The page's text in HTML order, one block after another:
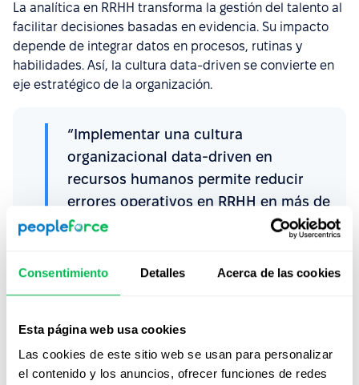
Consentimiento Detalles Acerca de las cookies
Esta página web usa cookies
Las cookies de este sitio web se usan para personalizar
el contenido y los anuncios, ofrecer funciones de redes
La analítica en RRHH transforma la gestión del talento al
facilitar decisiones basadas en evidencia. Su impacto
depende de integrar datos en procesos, rutinas y
habilidades. Así, la cultura data-driven se convierte en
eje estratégico de la organización.
“Implementar una cultura
organizacional data-driven en
recursos humanos permite reducir
errores operativos en RRHH en más de
un40 %
, gracias a la automatización y
¿Cómo lograr buy-in de gerentes?